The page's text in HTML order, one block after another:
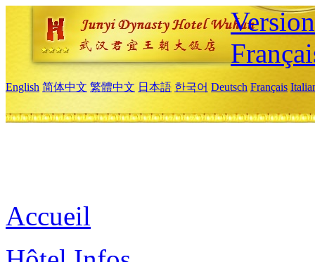
English 简体中文 繁體中文 日本語 한국어 Deutsch Français
Accueil